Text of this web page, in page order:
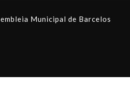
Municipal de Barcelos